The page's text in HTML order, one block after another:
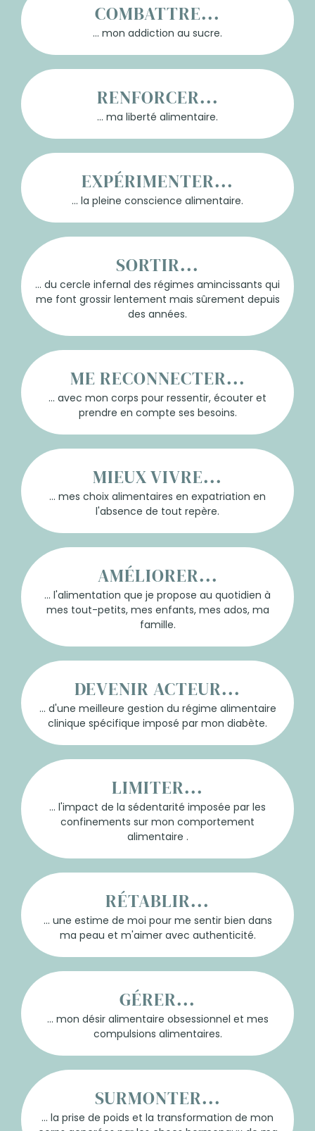
COMBATTRE...
... mon addiction au sucre.
RENFORCER...
... ma liberté alimentaire.
EXPÉRIMENTER...
... la pleine conscience alimentaire.
SORTIR...
... du cercle infernal des régimes amincissants qui
me font grossir lentement mais sûrement depuis
des années.
ME RECONNECTER...
... avec mon corps pour ressentir, écouter et
prendre en compte ses besoins.
MIEUX VIVRE...
... mes choix alimentaires en expatriation en
l'absence de tout repère.
AMÉLIORER...
... l'alimentation que je propose au quotidien à
mes tout-petits, mes enfants, mes ados, ma
famille.
DEVENIR ACTEUR...
... d'une meilleure gestion du régime alimentaire
clinique spécifique imposé par mon diabète.
LIMITER...
... l'impact de la sédentarité imposée par les
confinements sur mon comportement
alimentaire .
RÉTABLIR...
... une estime de moi pour me sentir bien dans
ma peau et m'aimer avec authenticité.
GÉRER...
... mon désir alimentaire obsessionnel et mes
compulsions alimentaires.
SURMONTER...
... la prise de poids et la transformation de mon